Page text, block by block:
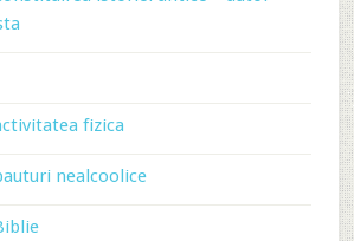
fizica
nealcoolice